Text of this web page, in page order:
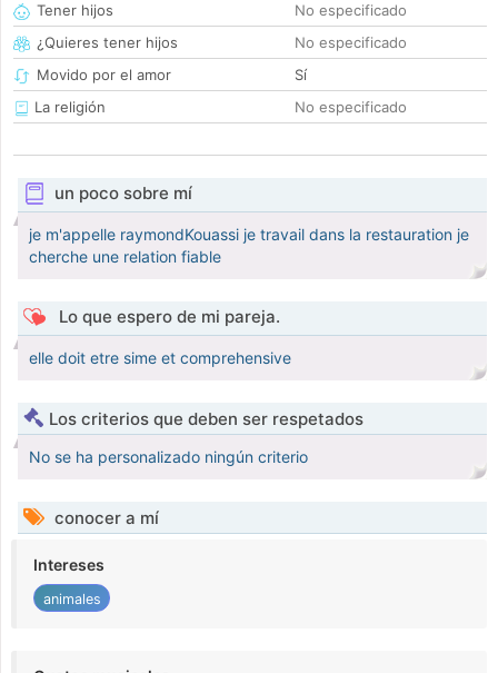
Tener hijos
No especificado
¿Quieres tener hijos
No especificado
Movido por el amor
Sí
La religión
No especificado
un poco sobre mí
je m'appelle raymondKouassi je travail dans la restauration je
cherche une relation fiable
Lo que espero de mi pareja.
elle doit etre sime et comprehensive
Los criterios que deben ser respetados
No se ha personalizado ningún criterio
conocer a mí
Intereses
animales